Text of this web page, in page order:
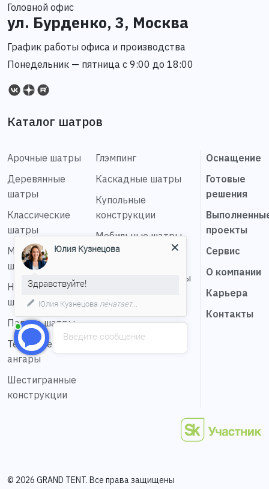
Головной офис
ул. Бурденко, 3, Москва
График работы офиса и производства
Понедельник — пятница с 9:00 до 18:00
Каталог шатров
Арочные шатры
Деревянные
шатры
Классические
шатры
Мембранные
шатры
Надувные
шатры
Пагода шатры
Тентовые
ангары
Шестигранные
конструкции
Глэмпинг
Каскадные шатры
Купольные
конструкции
Мобильные шатры
Натяжные шатры
Сферические шатры
Оснащение
Готовые
решения
проекты
Сервис
О компании
Карьера
Контакты
© 2026 GRAND TENT. Все права защищены
Введите сообщение
Юлия Кузнецова
Здравствуйте!
Юлия Кузнецова печатает...